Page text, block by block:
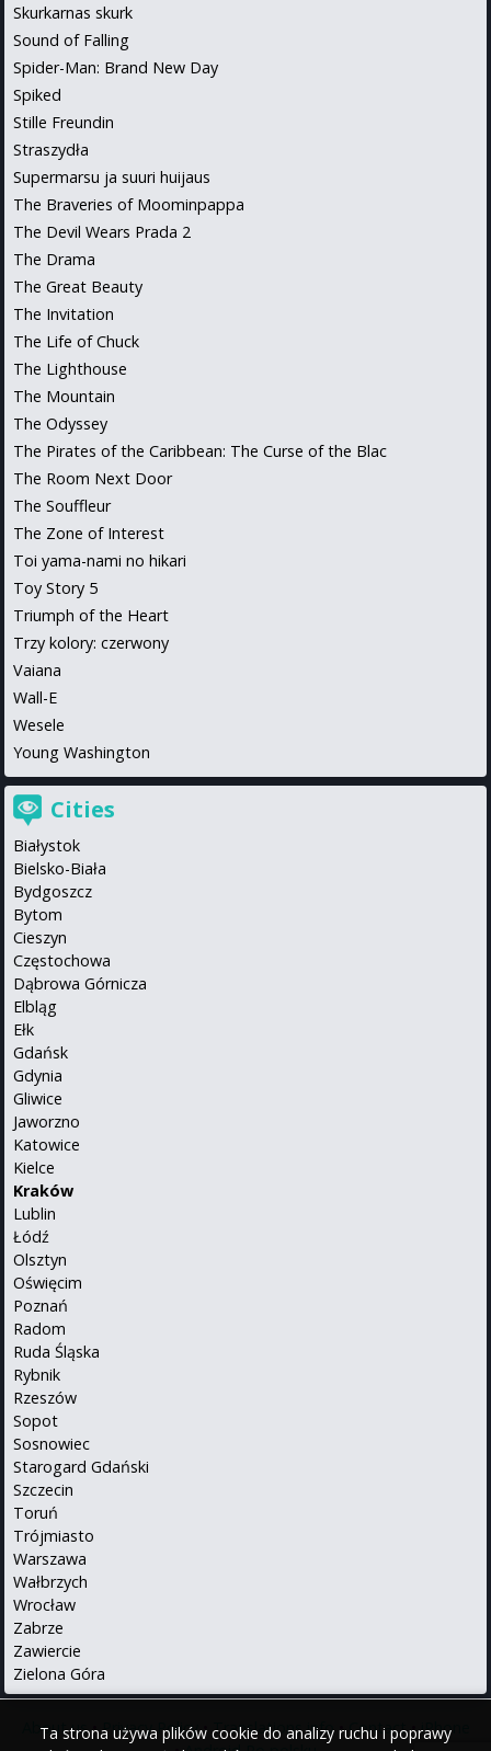
Ta strona używa plików cookie do analizy ruchu i poprawy
Skurkarnas skurk
Sound of Falling
Spider-Man: Brand New Day
Spiked
Stille Freundin
Straszydła
Supermarsu ja suuri huijaus
The Braveries of Moominpappa
The Devil Wears Prada 2
The Drama
The Great Beauty
The Invitation
The Life of Chuck
The Lighthouse
The Mountain
The Odyssey
The Pirates of the Caribbean: The Curse of the Blac
The Room Next Door
The Souffleur
The Zone of Interest
Toi yama-nami no hikari
Toy Story 5
Triumph of the Heart
Trzy kolory: czerwony
Vaiana
Wall-E
Wesele
Young Washington
Cities
Białystok
Bielsko-Biała
Bydgoszcz
Bytom
Cieszyn
Częstochowa
Dąbrowa Górnicza
Elbląg
Ełk
Gdańsk
Gdynia
Gliwice
Jaworzno
Katowice
Kielce
Kraków
Lublin
Łódź
Olsztyn
Oświęcim
Poznań
Radom
Ruda Śląska
Rybnik
Rzeszów
Sopot
Sosnowiec
Starogard Gdański
Szczecin
Toruń
Trójmiasto
Warszawa
Wałbrzych
Wrocław
Zabrze
Zawiercie
Zielona Góra
About us•Privacy Policy• Translations info•Contact•iPhone